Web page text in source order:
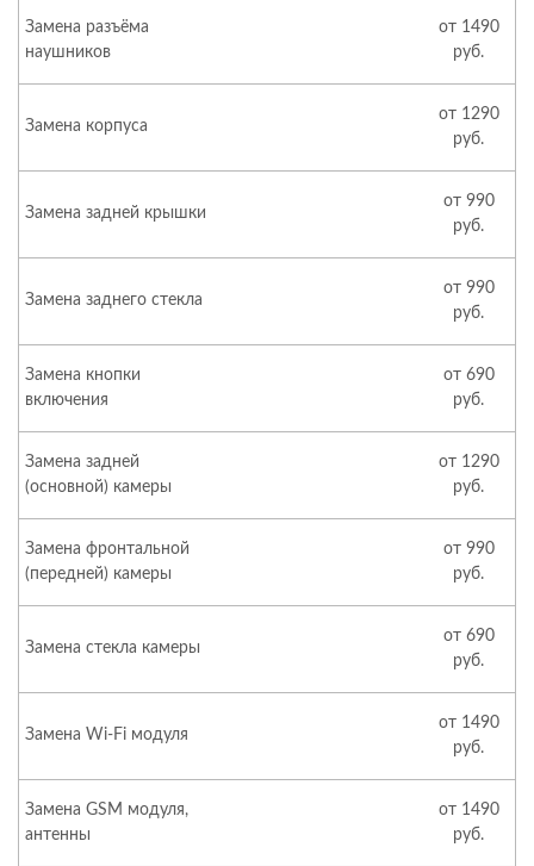
Замена разъёма
наушников
от 1490
руб.
Замена корпуса
от 1290
руб.
Замена задней крышки
от 990
руб.
Замена заднего стекла
от 990
руб.
Замена кнопки
включения
от 690
руб.
Замена задней
(основной) камеры
от 1290
руб.
Замена фронтальной
(передней) камеры
от 990
руб.
Замена стекла камеры
от 690
руб.
Замена Wi-Fi модуля
от 1490
руб.
Замена GSM модуля,
антенны
от 1490
руб.